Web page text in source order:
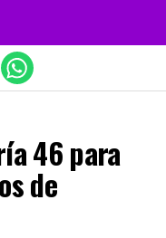
46 para
de